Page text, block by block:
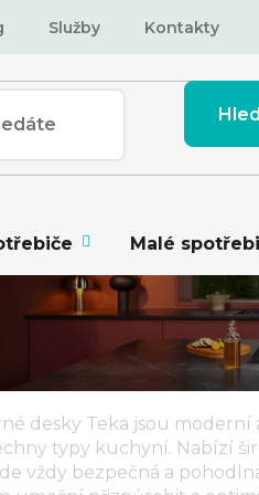
Služby Kontakty
Malé
desky Teka jsou moderní
typy kuchyní. Nabízí
vždy bezpečná a